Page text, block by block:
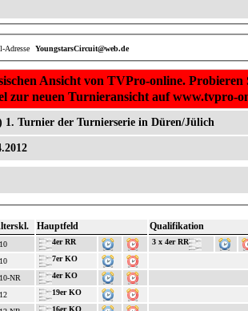
Adresse YoungstarsCircuit@web.de
Ansicht von TVPro-online. Probieren
zur neuen Turnieransicht auf www.tvpro-
1. Turnier der Turnierserie in Düren/Jülich
Hauptfeld Qualifikation
4er RR 3 x 4er RR
7er KO
NR 4er KO
19er KO
16er KO